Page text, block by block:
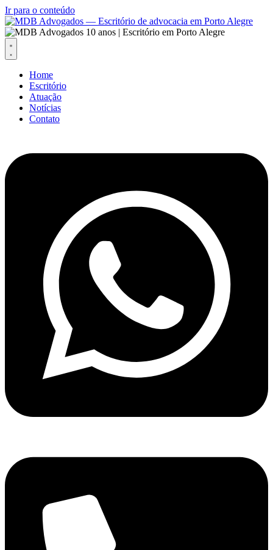
Ir para o conteúdo
Home
Escritório
Atuação
Notícias
Contato